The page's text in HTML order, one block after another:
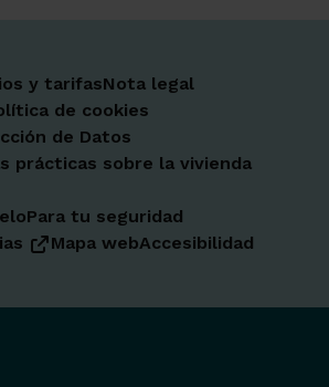
y tarifasNota legal
de cookies
de Datos
prácticas sobre la vivienda
Para tu seguridad
Mapa webAccesibilidad